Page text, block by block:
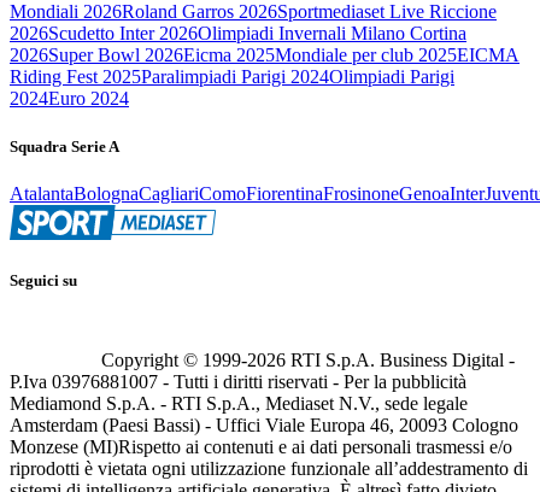
Mondiali 2026Roland Garros 2026Sportmediaset Live Riccione
2026Scudetto Inter 2026Olimpiadi Invernali Milano Cortina
2026Super Bowl 2026Eicma 2025Mondiale per club 2025EICMA
Riding Fest 2025Paralimpiadi Parigi 2024Olimpiadi Parigi
2024Euro 2024
Squadra Serie A
AtalantaBolognaCagliariComoFiorentinaFrosinoneGenoaInter
Seguici su
Copyright © 1999-2026 RTI S.p.A. Business Digital -
P.Iva 03976881007 - Tutti i diritti riservati - Per la pubblicità
Mediamond S.p.A. - RTI S.p.A., Mediaset N.V., sede legale
Amsterdam (Paesi Bassi) - Uffici Viale Europa 46, 20093 Cologno
Monzese (MI)Rispetto ai contenuti e ai dati personali trasmessi e/o
riprodotti è vietata ogni utilizzazione funzionale all’addestramento di